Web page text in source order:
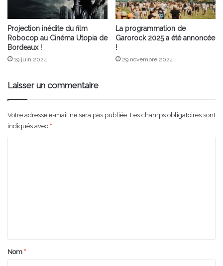
Projection inédite du film
Robocop au Cinéma Utopia de
Bordeaux !
19 juin 2024
La programmation de
Garorock 2025 a été annoncée
!
29 novembre 2024
Laisser un commentaire
Votre adresse e-mail ne sera pas publiée. Les champs obligatoires sont
indiqués avec *
aNom *